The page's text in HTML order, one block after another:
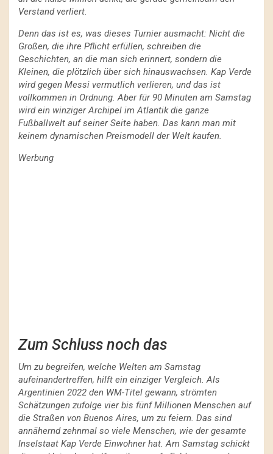
Verstand verliert.
Denn das ist es, was dieses Turnier ausmacht: Nicht die
Großen, die ihre Pflicht erfüllen, schreiben die
Geschichten, an die man sich erinnert, sondern die
Kleinen, die plötzlich über sich hinauswachsen. Kap Verde
wird gegen Messi vermutlich verlieren, und das ist
vollkommen in Ordnung. Aber für 90 Minuten am Samstag
wird ein winziger Archipel im Atlantik die ganze
Fußballwelt auf seiner Seite haben. Das kann man mit
keinem dynamischen Preismodell der Welt kaufen.
Werbung
Zum Schluss noch das
Um zu begreifen, welche Welten am Samstag
aufeinandertreffen, hilft ein einziger Vergleich. Als
Argentinien 2022 den WM-Titel gewann, strömten
Schätzungen zufolge vier bis fünf Millionen Menschen auf
die Straßen von Buenos Aires, um zu feiern. Das sind
annähernd zehnmal so viele Menschen, wie der gesamte
Inselstaat Kap Verde Einwohner hat. Am Samstag schickt